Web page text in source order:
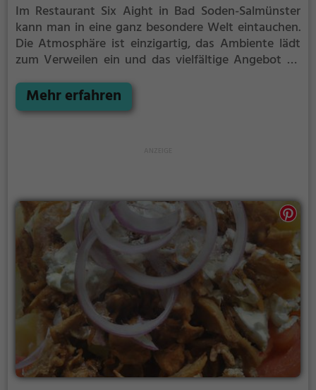
Im Restaurant Six Aight in Bad Soden-Salmünster
kann man in eine ganz besondere Welt eintauchen.
Die Atmosphäre ist einzigartig, das Ambiente lädt
zum Verweilen ein und das vielfältige Angebot an
Hier findet man nicht nur köstliches Sushi, sondern
auch andere asiatische und japanische Spezialitäten.
Mehr erfahren